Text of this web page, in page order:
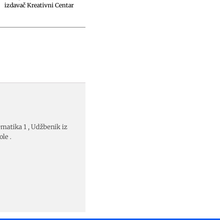
izdavač Kreativni Centar
1 , Udžbenik iz
.